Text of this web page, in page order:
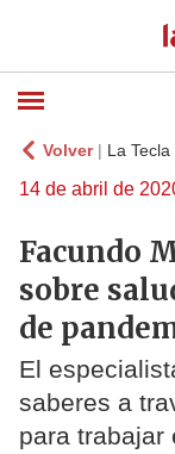
Volver| La
14 de abril de
Facundo
sobre
de
El
saberes a
para trabajar